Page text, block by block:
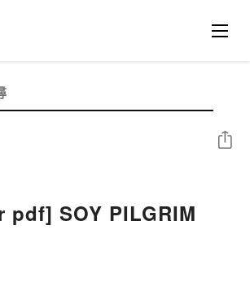
pdf] SOY PILGRIM
分享